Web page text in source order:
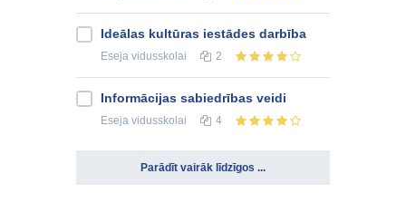
Ideālas kultūras iestādes darbība
Eseja vidusskolai 2
Informācijas sabiedrības veidi
Eseja vidusskolai 4
Parādīt vairāk līdzīgos ...